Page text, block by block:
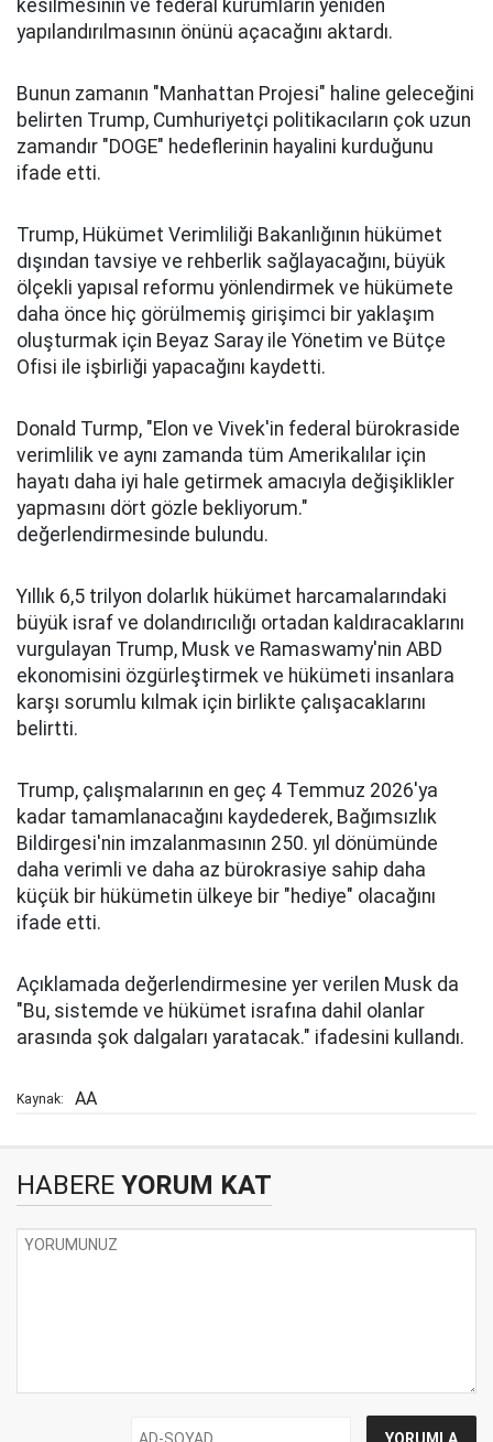
kesilmesinin ve federal kurumların yeniden
yapılandırılmasının önünü açacağını aktardı.
Bunun zamanın "Manhattan Projesi" haline geleceğini
belirten Trump, Cumhuriyetçi politikacıların çok uzun
zamandır "DOGE" hedeflerinin hayalini kurduğunu
ifade etti.
Trump, Hükümet Verimliliği Bakanlığının hükümet
dışından tavsiye ve rehberlik sağlayacağını, büyük
ölçekli yapısal reformu yönlendirmek ve hükümete
daha önce hiç görülmemiş girişimci bir yaklaşım
oluşturmak için Beyaz Saray ile Yönetim ve Bütçe
Ofisi ile işbirliği yapacağını kaydetti.
Donald Turmp, "Elon ve Vivek'in federal bürokraside
verimlilik ve aynı zamanda tüm Amerikalılar için
hayatı daha iyi hale getirmek amacıyla değişiklikler
yapmasını dört gözle bekliyorum."
değerlendirmesinde bulundu.
Yıllık 6,5 trilyon dolarlık hükümet harcamalarındaki
büyük israf ve dolandırıcılığı ortadan kaldıracaklarını
vurgulayan Trump, Musk ve Ramaswamy'nin ABD
ekonomisini özgürleştirmek ve hükümeti insanlara
karşı sorumlu kılmak için birlikte çalışacaklarını
belirtti.
Trump, çalışmalarının en geç 4 Temmuz 2026'ya
kadar tamamlanacağını kaydederek, Bağımsızlık
Bildirgesi'nin imzalanmasının 250. yıl dönümünde
daha verimli ve daha az bürokrasiye sahip daha
küçük bir hükümetin ülkeye bir "hediye" olacağını
ifade etti.
Açıklamada değerlendirmesine yer verilen Musk da
"Bu, sistemde ve hükümet israfına dahil olanlar
arasında şok dalgaları yaratacak." ifadesini kullandı.
Kaynak: AA
HABERE YORUM KAT